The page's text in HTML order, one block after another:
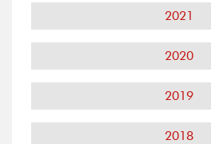
2021
2020
2019
2018